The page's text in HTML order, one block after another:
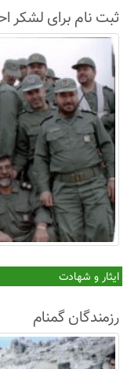
ثبت نام برای لشکر
ایثار و شهادت
رزمندگان گمنام